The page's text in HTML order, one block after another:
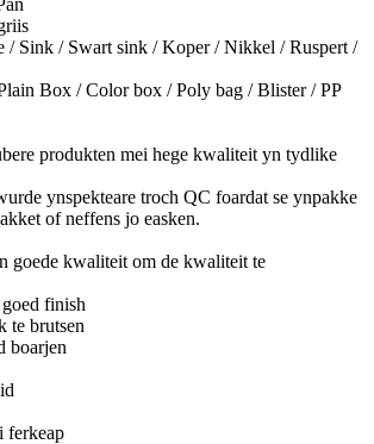
/ Sink / Swart sink / Koper / Nikkel / Ruspert /
Box / Color box / Poly bag / Blister / PP
produkten mei hege kwaliteit yn tydlike
ynspekteare troch QC foardat se ynpakke
of neffens jo easken.
goede kwaliteit om de kwaliteit te
finish
te brutsen
boarjen
ferkeap